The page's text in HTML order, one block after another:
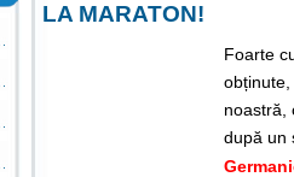
LA MARATON!
Foarte
noastră,
după un